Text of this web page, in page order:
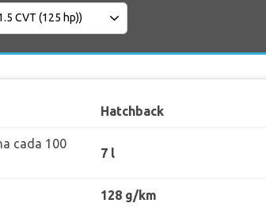
Hatchback
cada 100
7 l
128 g/km